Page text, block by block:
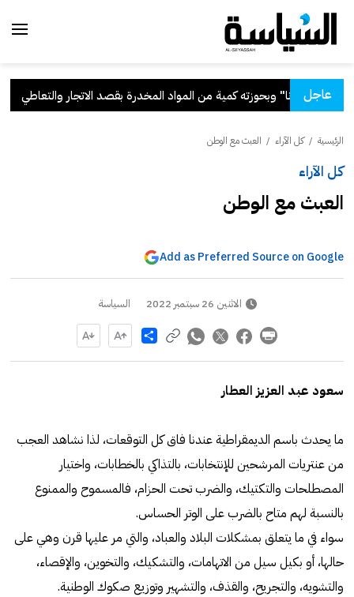
عاجل وبحوزته كمية من المواد المخدرة بقصد الاتجار والتعاطي
الرئيسية /كل الآراء / العبث مع الوطن
كل الآراء
العبث مع الوطن
Add as Preferred Source on Google
الاثنين 26 سبتمبر 2022 السياسة
Share
سعود عبد العزيز العطار
ما يحدث باسم الديمقراطية عندنا فاق كل التوقعات، لذا نشاهد العجب
من عنتريات المرشحين للإنتخابات، بالتذاكي بالخطابات، واختيار
المصطلحات والتكتيك، والضرب تحت الحزام، فالمسموح والممنوع
بالنسبة لهم متاح بالضرب على الوتر الحساس.
سواء في ما يتعلق بمشكلات البلاد والعباد، والتي مر عليها قرن وهي على
حالها، أو بكيل سيل من الاتهامات، والتشكيك، والتخوين، والإقصاء،
والتشويه، والتجريح، والقذف، والتشهير وتوزيع صكوك الوطنية.